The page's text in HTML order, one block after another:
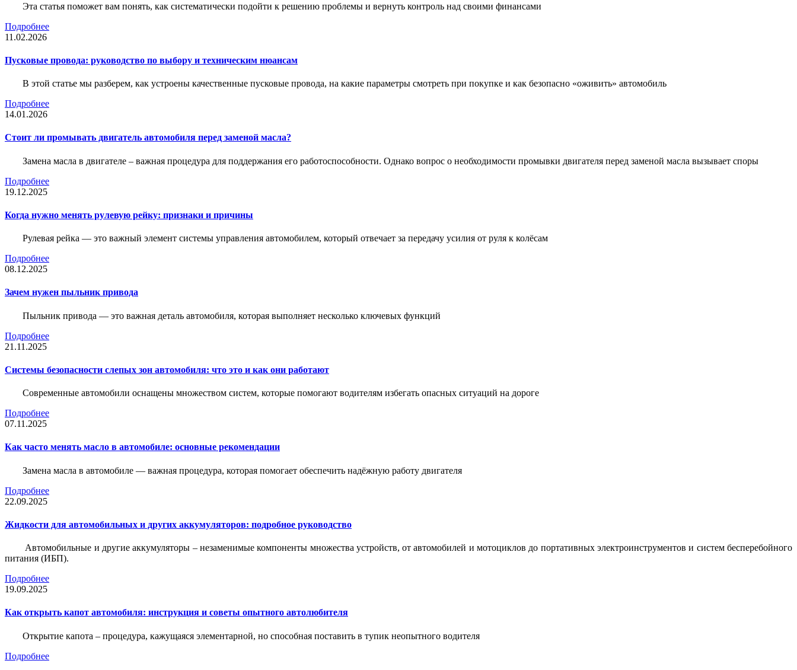
Эта статья поможет вам понять, как систематически подойти к решению проблемы и вернуть контроль над своими финансами
Подробнее
11.02.2026
Пусковые провода: руководство по выбору и техническим нюансам
В этой статье мы разберем, как устроены качественные пусковые провода, на какие параметры смотреть при покупке и как безопасно «оживить» автомобиль
Подробнее
14.01.2026
Стоит ли промывать двигатель автомобиля перед заменой масла?
Замена масла в двигателе – важная процедура для поддержания его работоспособности. Однако вопрос о необходимости промывки двигателя перед заменой масла вызывает споры
Подробнее
19.12.2025
Когда нужно менять рулевую рейку: признаки и причины
Рулевая рейка — это важный элемент системы управления автомобилем, который отвечает за передачу усилия от руля к колёсам
Подробнее
08.12.2025
Зачем нужен пыльник привода
Пыльник привода — это важная деталь автомобиля, которая выполняет несколько ключевых функций
Подробнее
21.11.2025
Системы безопасности слепых зон автомобиля: что это и как они работают
Современные автомобили оснащены множеством систем, которые помогают водителям избегать опасных ситуаций на дороге
Подробнее
07.11.2025
Как часто менять масло в автомобиле: основные рекомендации
Замена масла в автомобиле — важная процедура, которая помогает обеспечить надёжную работу двигателя
Подробнее
22.09.2025
Жидкости для автомобильных и других аккумуляторов: подробное руководство
Автомобильные и другие аккумуляторы – незаменимые компоненты множества устройств, от автомобилей и мотоциклов до портативных электроинструментов и систем бесперебойного
питания (ИБП).
Подробнее
19.09.2025
Как открыть капот автомобиля: инструкция и советы опытного автолюбителя
Открытие капота – процедура, кажущаяся элементарной, но способная поставить в тупик неопытного водителя
Подробнее